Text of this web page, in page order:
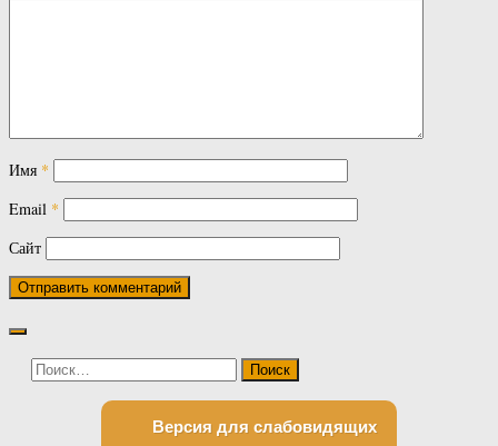
Имя *
Email *
Сайт
Найти:
Версия для слабовидящих